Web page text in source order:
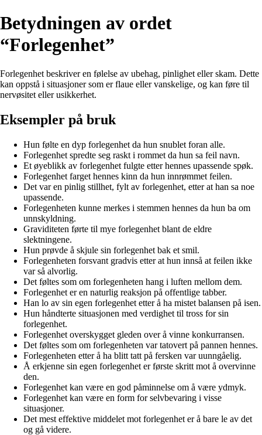
Betydningen av ordet
“Forlegenhet”
Forlegenhet beskriver en følelse av ubehag, pinlighet eller skam. Dette
kan oppstå i situasjoner som er flaue eller vanskelige, og kan føre til
nervøsitet eller usikkerhet.
Eksempler på bruk
Hun følte en dyp forlegenhet da hun snublet foran alle.
Forlegenhet spredte seg raskt i rommet da hun sa feil navn.
Et øyeblikk av forlegenhet fulgte etter hennes upassende spøk.
Forlegenhet farget hennes kinn da hun innrømmet feilen.
Det var en pinlig stillhet, fylt av forlegenhet, etter at han sa noe
upassende.
Forlegenheten kunne merkes i stemmen hennes da hun ba om
unnskyldning.
Graviditeten førte til mye forlegenhet blant de eldre
slektningene.
Hun prøvde å skjule sin forlegenhet bak et smil.
Forlegenheten forsvant gradvis etter at hun innså at feilen ikke
var så alvorlig.
Det føltes som om forlegenheten hang i luften mellom dem.
Forlegenhet er en naturlig reaksjon på offentlige tabber.
Han lo av sin egen forlegenhet etter å ha mistet balansen på isen.
Hun håndterte situasjonen med verdighet til tross for sin
forlegenhet.
Forlegenhet overskygget gleden over å vinne konkurransen.
Det føltes som om forlegenheten var tatovert på pannen hennes.
Forlegenheten etter å ha blitt tatt på fersken var uunngåelig.
Å erkjenne sin egen forlegenhet er første skritt mot å overvinne
den.
Forlegenhet kan være en god påminnelse om å være ydmyk.
Forlegenhet kan være en form for selvbevaring i visse
situasjoner.
Det mest effektive middelet mot forlegenhet er å bare le av det
og gå videre.